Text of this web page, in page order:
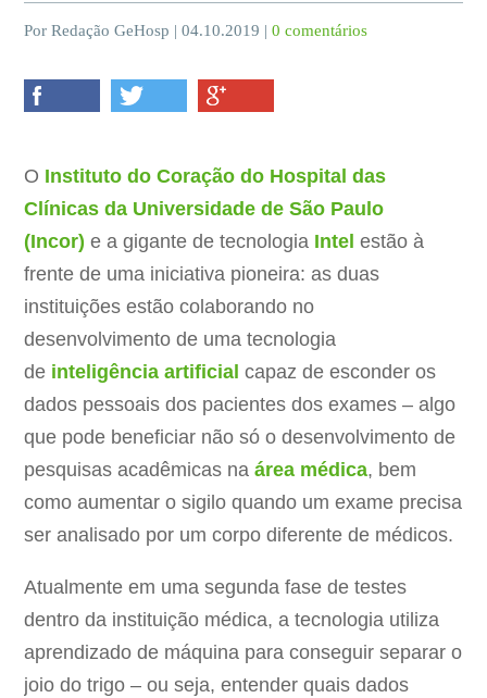
Por Redação GeHosp | 04.10.2019 |0 comentários
O Instituto do Coração do Hospital das
Clínicas da Universidade de São Paulo
(Incor) e a gigante de tecnologia Intel estão à
frente de uma iniciativa pioneira: as duas
instituições estão colaborando no
desenvolvimento de uma tecnologia
de inteligência artificial capaz de esconder os
dados pessoais dos pacientes dos exames – algo
que pode beneficiar não só o desenvolvimento de
pesquisas acadêmicas naárea médica, bem
como aumentar o sigilo quando um exame precisa
ser analisado por um corpo diferente de médicos.
Atualmente em uma segunda fase de testes
dentro da instituição médica, a tecnologia utiliza
aprendizado de máquina para conseguir separar o
joio do trigo – ou seja, entender quais dados